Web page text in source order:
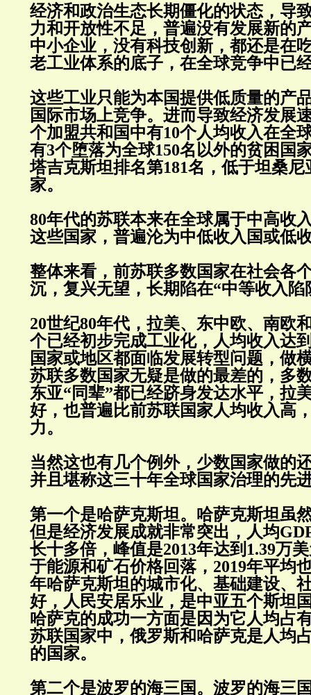
经济和政治生态长期僵化的状态，导
力和开放性不足，普遍没有发展新的
中小企业，没有科技创新，都还是在
老工业体系的底子，在全球竞争中已
这些工业只能为本国提供低质量的产
国际市场上竞争。进而导致经济发展
个加盟共和国中有10个人均收入在全
有3个堕落为全球150名以外的贫困国
塔吉克斯坦排名第181名，低于坦桑
家。
80年代的苏联本来在全球属于中高收
这些国家，普遍沦为中低收入国或低
整体来看，前苏联多数国家在社会各
沉，复兴无望，长期陷在“中等收入陷
20世纪80年代，拉美、东中欧、南欧
个已经初步完成工业化，人均收入达
国家或地区都面临发展转型问题，做
苏联多数国家无疑是做的最差的，多
东亚“同辈”都已经跻身发达水平，拉
好，也普遍比前苏联国家人均收入高
力。
当然这也有几个例外，少数国家做的
并且堪称这三十年全球国家治理的先
第一个是哈萨克斯坦。哈萨克斯坦虽
但是经济发展成就非常突出，人均
长十多倍，峰值是2013年达到1.39万
于能源和矿石价格回落，2019年平均
年哈萨克斯坦的城市化、基础建设、
好，人民安居乐业，是中亚五个斯坦
哈萨克的成功一方面是因为它人均占
苏联国家中，俄罗斯和哈萨克是人均
的国家。
第二个是波罗的海三国。波罗的海三